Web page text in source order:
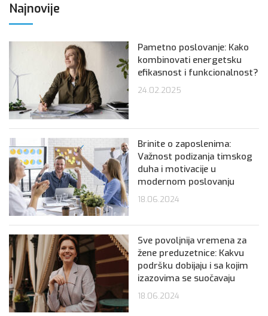
Najnovije
Pametno poslovanje: Kako
kombinovati energetsku
efikasnost i funkcionalnost?
24.02.2025
Brinite o zaposlenima:
Važnost podizanja timskog
duha i motivacije u
modernom poslovanju
18.06.2024
Sve povoljnija vremena za
žene preduzetnice: Kakvu
podršku dobijaju i sa kojim
izazovima se suočavaju
18.06.2024